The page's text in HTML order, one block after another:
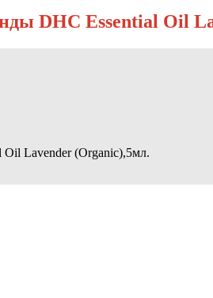
DHC Essential Oil
Lavender (Organic),5мл.